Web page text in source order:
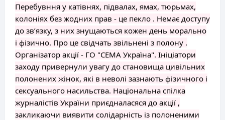
Перебувння у катівнях, підвалах, ямах, тюрьмах,
колоніях без жодних прав - це пекло . Немає доступу
до зв’язку, з них знущаються кожен день морально
і фізично. Про це свідчать звільнені з полону .
Організатор акції - ГО "СЕМА Україна". Ініціатори
заходу привернули увагу до становища цивільних
полонених жінок, які в неволі зазнають фізичного і
сексуального насильства. Національна спілка
журналістів України приєдналасяся до акції ,
закликаючи виявити солідарність із полоненими